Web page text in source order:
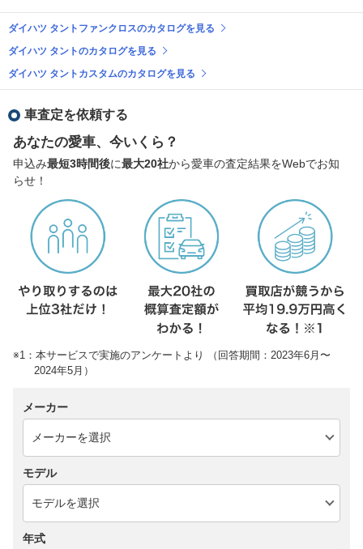
ダイハツ タントファンクロスのカタログを見る
ダイハツ タントのカタログを見る
ダイハツ タントカスタムのカタログを見る
車査定を依頼する
あなたの愛車、今いくら？
申込み最短3時間後に最大20社から愛車の査定結果をWebでお知
らせ！
※1：本サービスで実施のアンケートより （回答期間：2023年6月〜
2024年5月）
メーカー
モデル
年式